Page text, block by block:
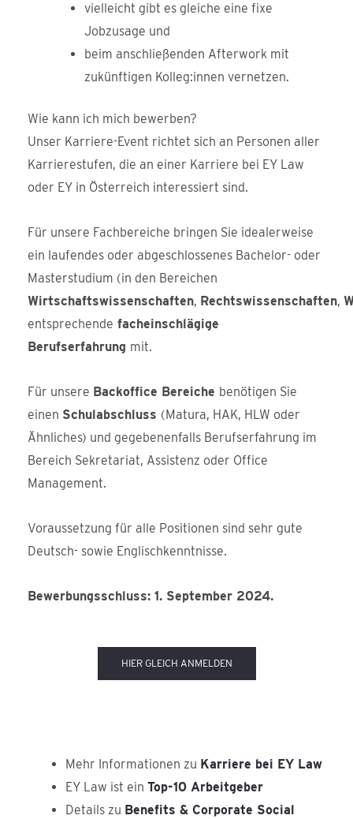
vielleicht gibt es gleiche eine fixe
Jobzusage und
beim anschließenden Afterwork mit
zukünftigen Kolleg:innen vernetzen.
Wie kann ich mich bewerben?
Unser Karriere-Event richtet sich an Personen aller
Karrierestufen, die an einer Karriere bei EY Law
oder EY in Österreich interessiert sind.
Für unsere Fachbereiche bringen Sie idealerweise
ein laufendes oder abgeschlossenes Bachelor- oder
Masterstudium (in den Bereichen
Wirtschaftswissenschaften, Rechtswissenschaften,
entsprechende facheinschlägige
Berufserfahrung mit.
Für unsere Backoffice Bereiche benötigen Sie
einen Schulabschluss (Matura, HAK, HLW oder
Ähnliches) und gegebenenfalls Berufserfahrung im
Bereich Sekretariat, Assistenz oder Office
Management.
Voraussetzung für alle Positionen sind sehr gute
Deutsch- sowie Englischkenntnisse.
Bewerbungsschluss: 1. September 2024.
HIER GLEICH ANMELDEN
Mehr Informationen zu Karriere bei EY Law
EY Law ist ein Top-10 Arbeitgeber
Details zu Benefits & Corporate Social